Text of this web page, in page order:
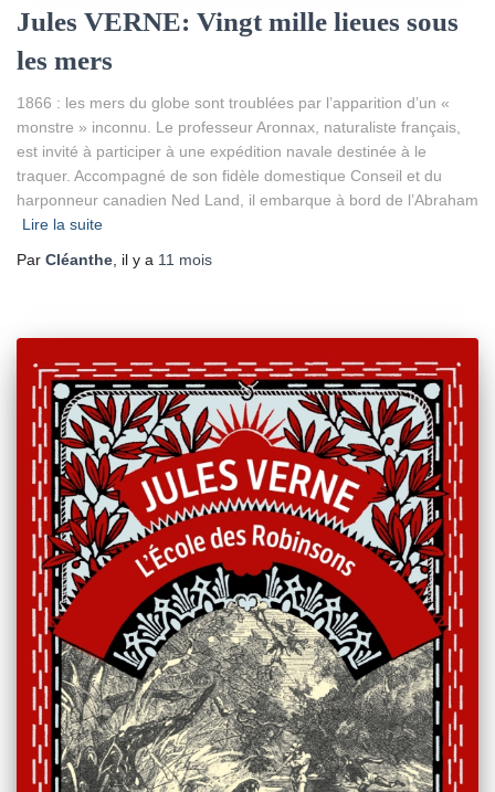
Jules VERNE: Vingt mille lieues sous
les mers
1866 : les mers du globe sont troublées par l’apparition d’un «
monstre » inconnu. Le professeur Aronnax, naturaliste français,
est invité à participer à une expédition navale destinée à le
traquer. Accompagné de son fidèle domestique Conseil et du
harponneur canadien Ned Land, il embarque à bord de l’Abraham
Lire la suite
Par Cléanthe, il y a 11 mois